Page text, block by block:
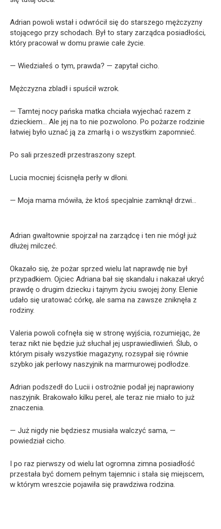
Adrian powoli wstał i odwrócił się do starszego mężczyzny
stojącego przy schodach. Był to stary zarządca posiadłości,
który pracował w domu prawie całe życie.
— Wiedziałeś o tym, prawda? — zapytał cicho.
Mężczyzna zbladł i spuścił wzrok.
— Tamtej nocy pańska matka chciała wyjechać razem z
dzieckiem… Ale jej na to nie pozwolono. Po pożarze rodzinie
łatwiej było uznać ją za zmarłą i o wszystkim zapomnieć.
Po sali przeszedł przestraszony szept.
Lucia mocniej ścisnęła perły w dłoni.
— Moja mama mówiła, że ktoś specjalnie zamknął drzwi…
Adrian gwałtownie spojrzał na zarządcę i ten nie mógł już
dłużej milczeć.
Okazało się, że pożar sprzed wielu lat naprawdę nie był
przypadkiem. Ojciec Adriana bał się skandalu i nakazał ukryć
prawdę o drugim dziecku i tajnym życiu swojej żony. Elenie
udało się uratować córkę, ale sama na zawsze zniknęła z
rodziny.
Valeria powoli cofnęła się w stronę wyjścia, rozumiejąc, że
teraz nikt nie będzie już słuchał jej usprawiedliwień. Ślub, o
którym pisały wszystkie magazyny, rozsypał się równie
szybko jak perłowy naszyjnik na marmurowej podłodze.
Adrian podszedł do Lucii i ostrożnie podał jej naprawiony
naszyjnik. Brakowało kilku pereł, ale teraz nie miało to już
znaczenia.
— Już nigdy nie będziesz musiała walczyć sama, —
powiedział cicho.
I po raz pierwszy od wielu lat ogromna zimna posiadłość
przestała być domem pełnym tajemnic i stała się miejscem,
w którym wreszcie pojawiła się prawdziwa rodzina.